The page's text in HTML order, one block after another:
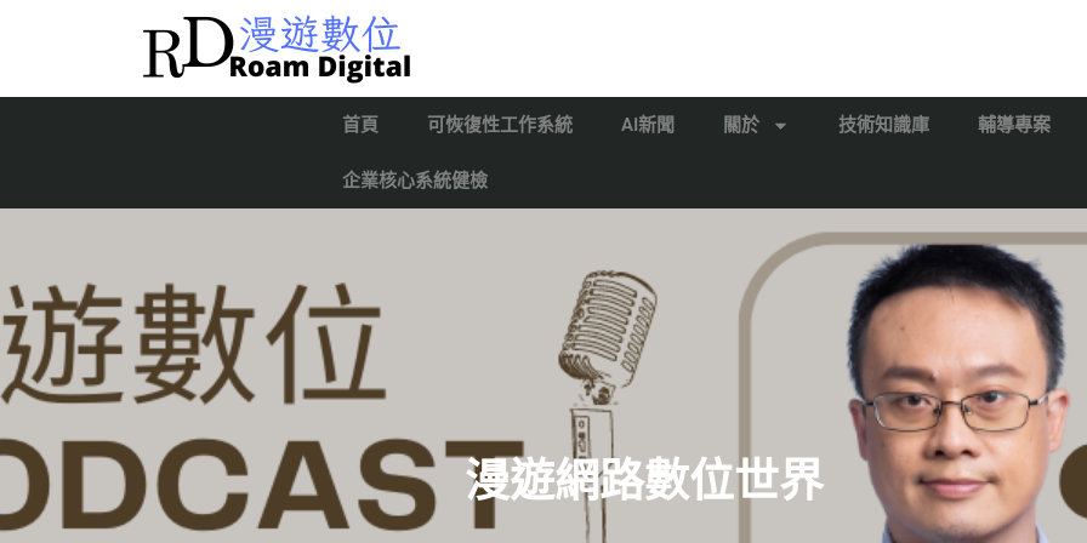
首頁 可恢復性工作系統 AI新聞 關於 技術知識庫 輔導專案
企業核心系統健檢
漫遊網路數